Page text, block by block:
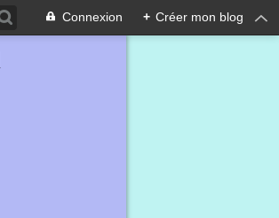
Connexion + Créer mon blog